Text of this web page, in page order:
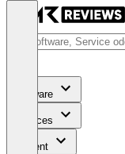
Software
Services
Content